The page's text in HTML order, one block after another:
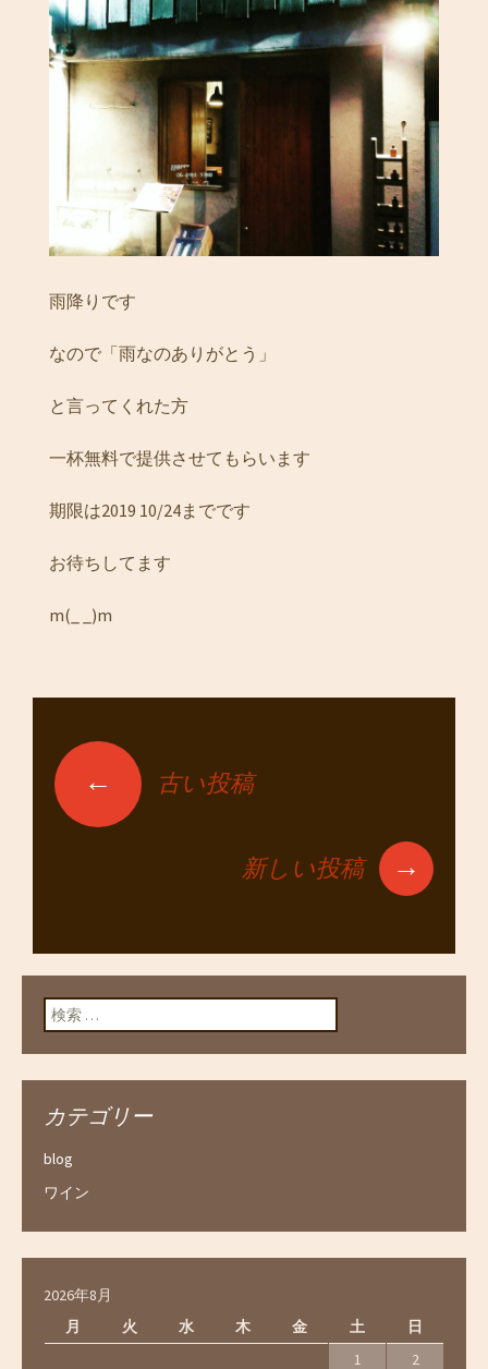
雨降りです
なので「雨なのありがとう」
と言ってくれた方
一杯無料で提供させてもらいます
期限は2019 10/24までです
お待ちしてます
m(_ _)m
投稿ナビゲーショ
← 古い投稿
新しい投稿 →
検索:
カテゴリー
blog
ワイン
2026年8月
月
火 水 木 金 土
日
1
2